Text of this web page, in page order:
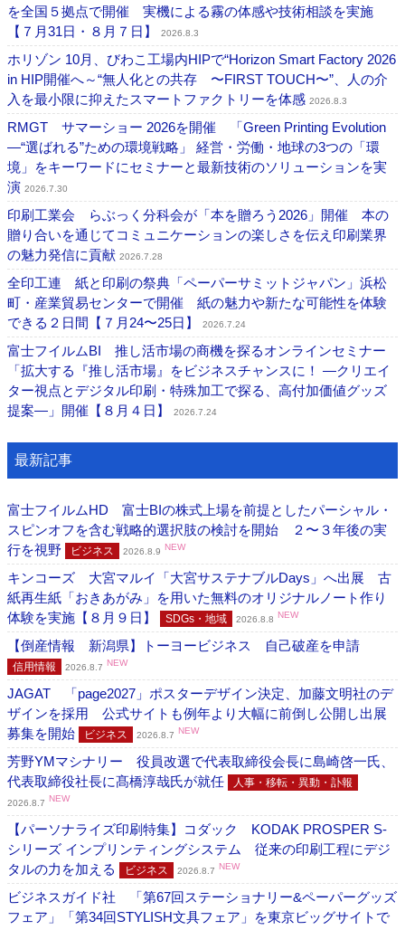
を全国５拠点で開催 実機による霧の体感や技術相談を実施
【７月31日・８月７日】
2026.8.3
ホリゾン 10月、びわこ工場内HIPで“Horizon Smart Factory 2026
in HIP開催へ～“無人化との共存 〜FIRST TOUCH〜”、人の介
入を最小限に抑えたスマートファクトリーを体感 2026.8.3
RMGT サマーショー 2026を開催 「Green Printing Evolution
―“選ばれる”ための環境戦略」 経営・労働・地球の3つの「環
境」をキーワードにセミナーと最新技術のソリューションを実
演 2026.7.30
印刷工業会 らぶっく分科会が「本を贈ろう2026」開催 本の
贈り合いを通じてコミュニケーションの楽しさを伝え印刷業界
の魅力発信に貢献 2026.7.28
全印工連 紙と印刷の祭典「ペーパーサミットジャパン」浜松
町・産業貿易センターで開催 紙の魅力や新たな可能性を体験
できる２日間【７月24〜25日】
2026.7.24
富士フイルムBI 推し活市場の商機を探るオンラインセミナー
「拡大する『推し活市場』をビジネスチャンスに！ ―クリエイ
ター視点とデジタル印刷・特殊加工で探る、高付加価値グッズ
提案―」開催【８月４日】
2026.7.24
最新記事
富士フイルムHD 富士BIの株式上場を前提としたパーシャル・
スピンオフを含む戦略的選択肢の検討を開始 ２〜３年後の実
行を視野
ビジネス 2026.8.9 NEW
キンコーズ 大宮マルイ「大宮サステナブルDays」へ出展 古
紙再生紙「おきあがみ」を用いた無料のオリジナルノート作り
体験を実施【８月９日】
SDGs・地域 2026.8.8 NEW
【倒産情報 新潟県】トーヨービジネス 自己破産を申請
信用情報 2026.8.7 NEW
JAGAT 「page2027」ポスターデザイン決定、加藤文明社のデ
ザインを採用 公式サイトも例年より大幅に前倒し公開し出展
募集を開始
ビジネス 2026.8.7 NEW
芳野YMマシナリー 役員改選で代表取締役会長に島崎啓一氏、
代表取締役社長に髙橋淳哉氏が就任
人事・移転・異動・訃報
2026.8.7 NEW
【パーソナライズ印刷特集】コダック KODAK PROSPER S-
シリーズ インプリンティングシステム 従来の印刷工程にデジ
タルの力を加える
ビジネス 2026.8.7 NEW
ビジネスガイド社 「第67回ステーショナリー&ペーパーグッズ
フェア」「第34回STYLISH文具フェア」を東京ビッグサイトで